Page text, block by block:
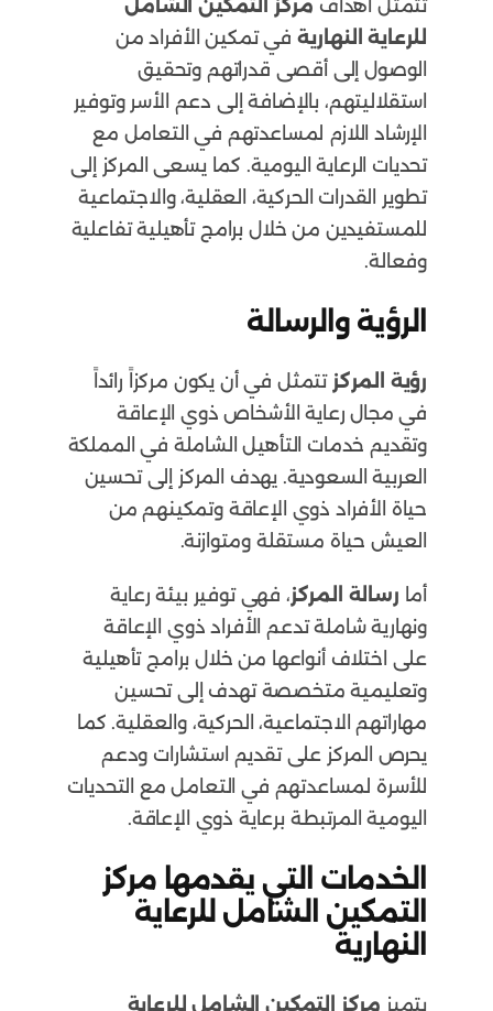
تتمثل أهداف مركز التمكين الشامل
للرعاية النهارية في تمكين الأفراد من
الوصول إلى أقصى قدراتهم وتحقيق
استقلاليتهم، بالإضافة إلى دعم الأسر وتوفير
الإرشاد اللازم لمساعدتهم في التعامل مع
تحديات الرعاية اليومية. كما يسعى المركز إلى
تطوير القدرات الحركية، العقلية، والاجتماعية
للمستفيدين من خلال برامج تأهيلية تفاعلية
وفعالة.
الرؤية والرسالة
رؤية المركز تتمثل في أن يكون مركزاً رائداً
في مجال رعاية الأشخاص ذوي الإعاقة
وتقديم خدمات التأهيل الشاملة في المملكة
العربية السعودية. يهدف المركز إلى تحسين
حياة الأفراد ذوي الإعاقة وتمكينهم من
العيش حياة مستقلة ومتوازنة.
أما رسالة المركز، فهي توفير بيئة رعاية
ونهارية شاملة تدعم الأفراد ذوي الإعاقة
على اختلاف أنواعها من خلال برامج تأهيلية
وتعليمية متخصصة تهدف إلى تحسين
مهاراتهم الاجتماعية، الحركية، والعقلية. كما
يحرص المركز على تقديم استشارات ودعم
للأسرة لمساعدتهم في التعامل مع التحديات
اليومية المرتبطة برعاية ذوي الإعاقة.
الخدمات التي يقدمها مركز
التمكين الشامل للرعاية
النهارية
يتميز مركز التمكين الشامل للرعاية